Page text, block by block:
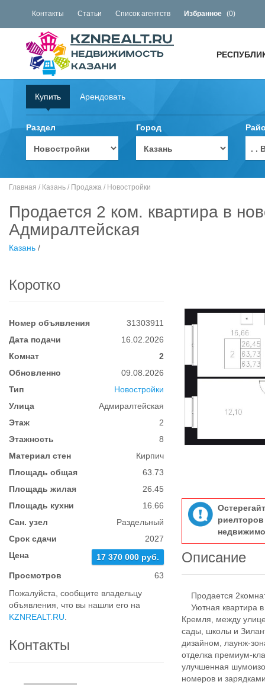
Контакты Статьи Список агентств Избранное (0)
Купить Арендовать
Раздел Город
. .
Главная / Казань / Продажа / Новостройки
Продается 2 ком. квартира в
Адмиралтейская
Казань /
Коротко
Номер объявления
31303911
Дата подачи
16.02.2026
Комнат
2
Обновленно
09.08.2026
Тип
Новостройки
Улица
Адмиралтейская
Этаж
2
Этажность
8
Материал стен
Кирпич
Площадь общая
63.73
Площадь жилая
26.45
Площадь кухни
16.66
Сан. узел
Раздельный
Срок сдачи
2027
Цена
17 370 000 руб.
Просмотров
63
Пожалуйста, сообщите владельцу
объявления, что вы нашли его на
KZNREALT.RU
Контакты
Описание
Продается
Уютная квартира в
Кремля, между
сады, школы и
дизайном, лаунж-
отделка премиум-
улучшенная
номеров и